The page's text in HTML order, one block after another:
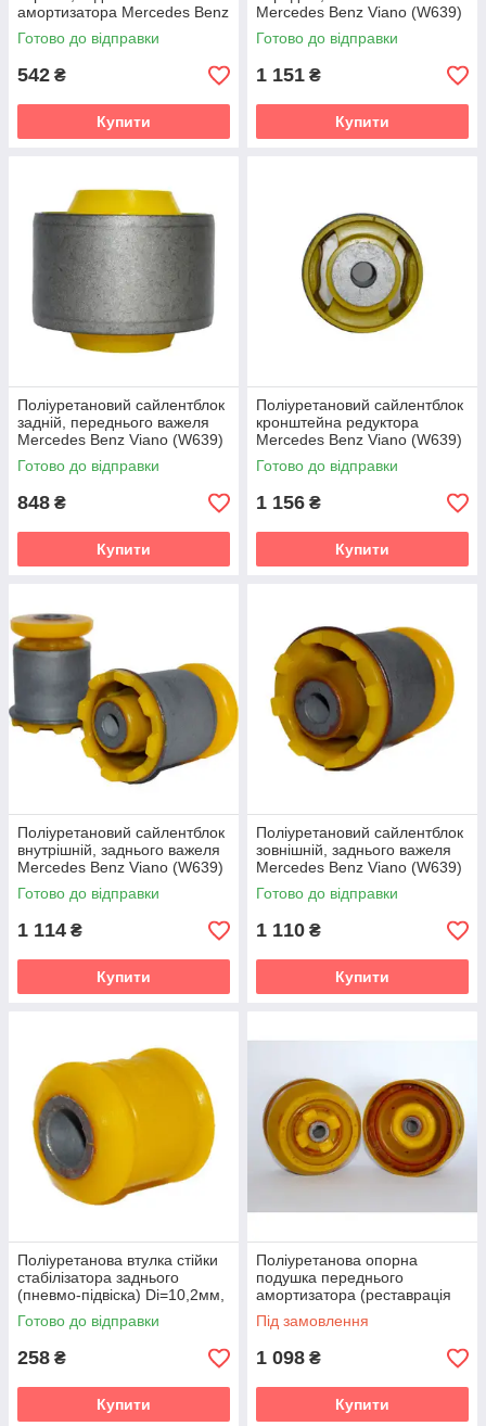
амортизатора Mercedes Benz
Viano (W639) Мікроавтобус
(2003-2014) v19
Готово до відправки
542 ₴
Купити
Mercedes Benz Viano (W639)
Мікроавтобус (2003-2014)
v19
Готово до відправки
1 151 ₴
Купити
Поліуретановий сайлентблок
задній, переднього важеля
Mercedes Benz Viano (W639)
Мікроавтобус (2003-2014)
v19
Готово до відправки
848 ₴
Купити
Поліуретановий сайлентблок
кронштейна редуктора
Mercedes Benz Viano (W639)
Мікроавтобус (2003-2014)
v19
Готово до відправки
1 156 ₴
Купити
Поліуретановий сайлентблок
внутрішній, заднього важеля
Mercedes Benz Viano (W639)
Мікроавтобус (2003-2014)
v19
Готово до відправки
1 114 ₴
Купити
Поліуретановий сайлентблок
зовнішній, заднього важеля
Mercedes Benz Viano (W639)
Мікроавтобус (2003-2014)
v19
Готово до відправки
1 110 ₴
Купити
Поліуретанова втулка стійки
стабілізатора заднього
(пневмо-підвіска) Di=10,2мм,
Do=23,8мм Mercedes Benz
Viano (W639) Мікроавтобус
Готово до відправки
258 ₴
Купити
Поліуретанова опорна
подушка переднього
амортизатора (реставрація
вашого взірця) Mercedes
Benz Viano (W639)
Під замовлення
1 098 ₴
Купити